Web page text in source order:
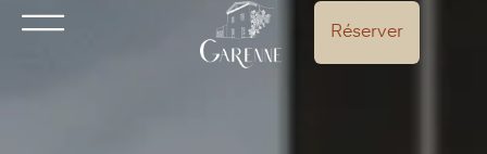
Réserver